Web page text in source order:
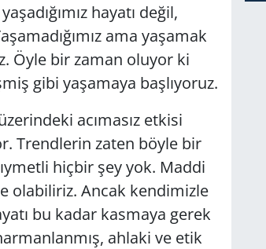
hayatı değil,
ama yaşamak
Öyle bir zaman oluyor ki
gibi yaşamaya başlıyoruz.
acımasız etkisi
Trendlerin zaten böyle bir
hiçbir şey yok. Maddi
olabiliriz. Ancak kendimizle
bu kadar kasmaya gerek
ahlaki ve etik